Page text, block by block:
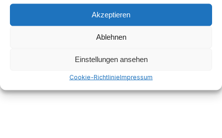
Akzeptieren
Ablehnen
Einstellungen ansehen
Cookie-RichtlinieImpressum